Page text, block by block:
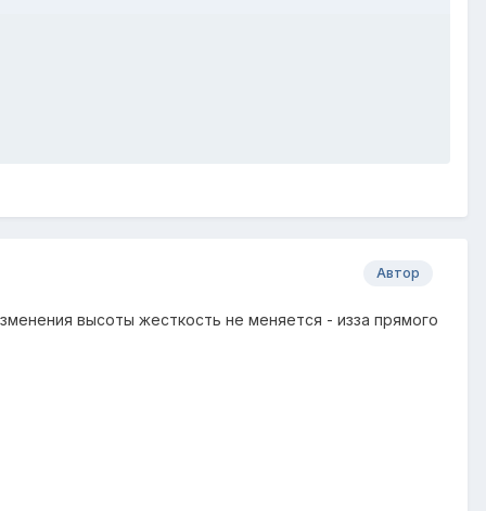
Автор
высоты жесткость не меняется - изза прямого